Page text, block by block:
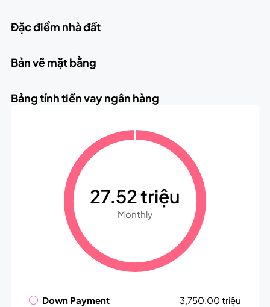
Đặc điểm nhà đất
Bản vẽ mặt bằng
Bảng tính tiền vay ngân hàng
27.52 triệu
Monthly
Down Payment 3,750.00 triệu